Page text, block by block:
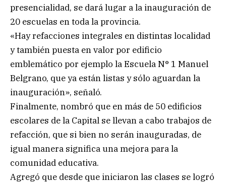
presencialidad, se dará lugar a la inauguración de
20 escuelas en toda la provincia.
«Hay refacciones integrales en distintas localidad
y también puesta en valor por edificio
emblemático por ejemplo la Escuela N° 1 Manuel
Belgrano, que ya están listas y sólo aguardan la
inauguración», señaló.
Finalmente, nombró que en más de 50 edificios
escolares de la Capital se llevan a cabo trabajos de
refacción, que si bien no serán inauguradas, de
igual manera significa una mejora para la
comunidad educativa.
Agregó que desde que iniciaron las clases se logró